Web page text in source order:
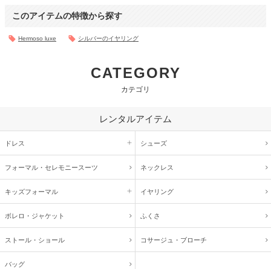
このアイテムの特徴から探す
Hermoso luxe シルバーのイヤリング
CATEGORY
カテゴリ
レンタルアイテム
ドレス シューズ
フォーマル・ セレモニースーツ ネックレス
キッズフォーマル イヤリング
ボレロ・ジャケット ふくさ
ストール・ショール コサージュ・ ブローチ
バッグ